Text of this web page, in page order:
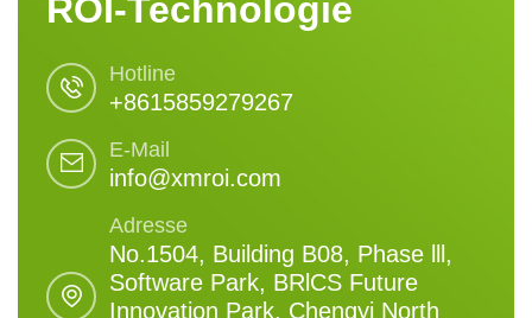
ROI-Technologie
Hotline
+8615859279267
E-Mail
info@xmroi.com
Adresse
No.1504, Building B08, Phase lll,
Software Park, BRlCS Future
Innovation Park, Chengyi North